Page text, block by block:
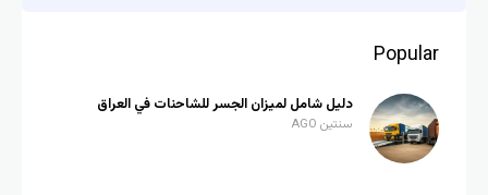
Popular
دليل شامل لميزان الجسر للشاحنات في العراق
سنتين AGO